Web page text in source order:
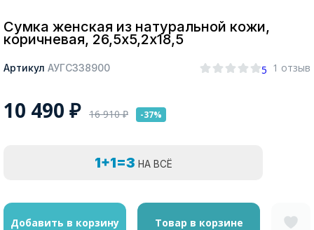
Сумка женская из натуральной кожи,
коричневая, 26,5х5,2х18,5
Артикул АУГС338900 5 1 отзыв
10 490 ₽ 16 910₽ -37%
1+1=3 НА ВСЁ
Добавить в корзину Товар в корзине